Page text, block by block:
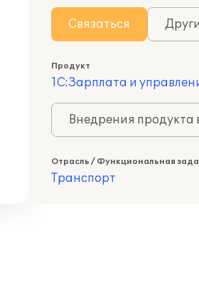
Связаться
Продукт
1С:Зарплата и
Внедрения продукта
Отрасль / Функциональная
Транспорт